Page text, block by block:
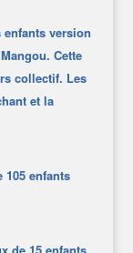
version
Cette
collectif. Les
et la
105 enfants